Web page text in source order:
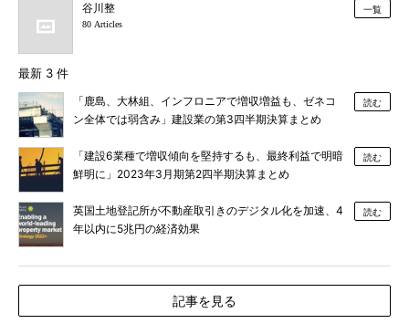
谷川整
80 Articles
一覧
最新 3 件
「鹿島、大林組、インフロニアで増収増益も、ゼネコ
ン全体では弱含み」建設業の第3四半期決算まとめ
読む
「建設6業種で増収傾向を堅持するも、最終利益で明暗
鮮明に」2023年3月期第2四半期決算まとめ
読む
英国土地登記所が不動産取引きのデジタル化を加速、4
年以内に5兆円の経済効果
読む
記事を見る